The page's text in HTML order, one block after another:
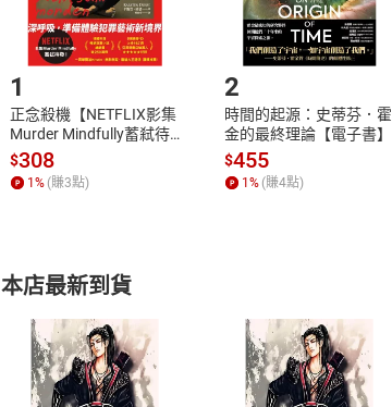
Step1.選擇閱讀載具
1
正念殺機【NETFLIX影集
Murder Mindfully蓄弒待
發】【電子書】
$308
1% (賺3點)
2
時間的起源：史蒂芬．霍
金的最終理論【電子書】
$455
1% (賺4點)
本店最新到貨